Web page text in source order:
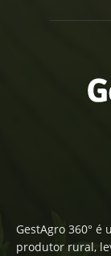
GestAgro 360°
produtor rural,